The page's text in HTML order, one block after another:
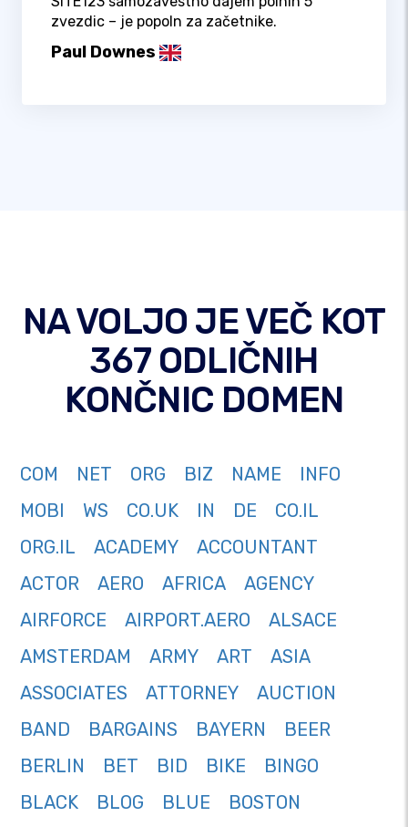
zvezdic – je popoln za začetnike.
Paul Downes
NA VOLJO JE VEČ KOT
367 ODLIČNIH
KONČNIC DOMEN
COM NET ORG BIZ NAME
INFO
MOBI
WS CO.UK IN DE
CO.IL
ORG.IL
ACADEMY
ACCOUNTANT
ACTOR
AERO AFRICA
AGENCY
AIRFORCE
AIRPORT.AERO
ALSACE
AMSTERDAM
ARMY ART
ASIA
ASSOCIATES
ATTORNEY
AUCTION
BAND
BARGAINS BAYERN
BEER
BERLIN
BET BID BIKE
BINGO
BLACK
BLOG BLUE
BOSTON